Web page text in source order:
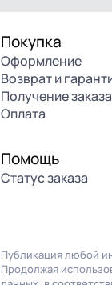
Покупка
Оформление
Возврат и
Получение заказа
Оплата
Помощь
Статус заказа
Публикация любой
Продолжая